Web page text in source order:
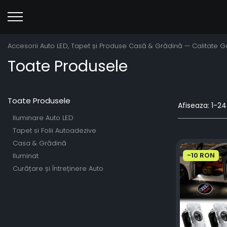
Accesorii Auto LED, Tapet și Produse Casă & Grădină — Calitate
Toate Produsele
Toate Produsele
Iluminare Auto LED
Tapet si Folii Autoadezive
Casa & Grădină
Iluminat
Curățare și Întreținere Auto
Afiseaza: 1-24
-10 RON